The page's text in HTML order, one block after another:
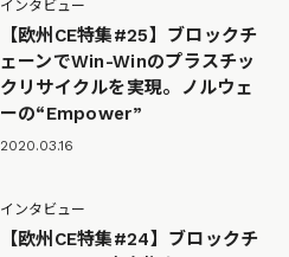
インタビュー
【欧州CE特集#25】ブロックチ
ェーンでWin-Winのプラスチッ
クリサイクルを実現。ノルウェ
ーの“Empower”
2020.03.16
インタビュー
【欧州CE特集#24】ブロックチ